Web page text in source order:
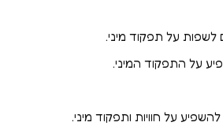
לשפות על תפקוד מיני.
על התפקוד המיני.
על חוויות ותפקוד מיני.